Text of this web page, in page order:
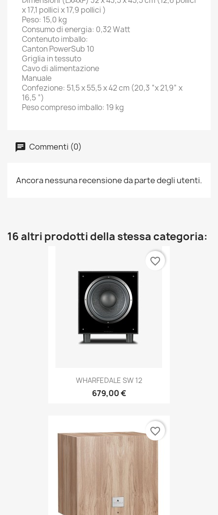
x 17,1 pollici x 17,9 pollici )
Peso: 15,0 kg
Consumo di energia: 0,32 Watt
Contenuto imballo:
Canton PowerSub 10
Griglia in tessuto
Cavo di alimentazione
Manuale
Confezione: 51,5 x 55,5 x 42 cm (20,3 “x 21,9” x
16,5 “)
Peso compreso imballo: 19 kg
Commenti (0)
Ancora nessuna recensione da parte degli utenti.
16 altri prodotti della stessa categoria:
WHARFEDALE SW 12
679,00 €
favorite_border
favorite_border